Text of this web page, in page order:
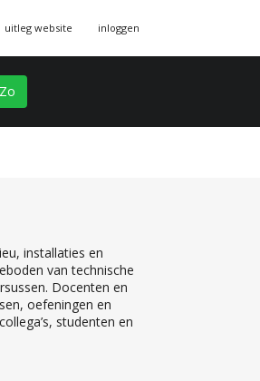
uitleg website inloggen
installaties en
van technische
Docenten en
oefeningen en
studenten en